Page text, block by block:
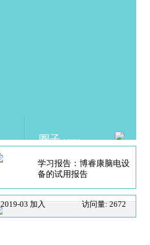
圈子LINKS
学习报告：博睿康脑电设
备的试用报告
2019-03 加入 访问量: 2672